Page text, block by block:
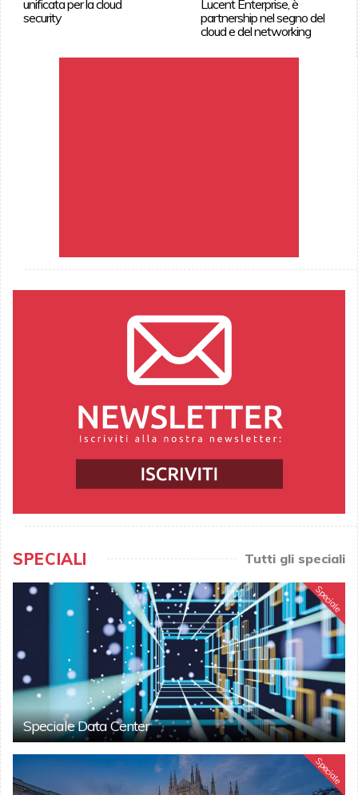
unificata per la cloud
security
Lucent Enterprise, è
partnership nel segno del
cloud e del networking
SPECIALI Tutti gli speciali
Speciale
Speciale Data Center
Speciale